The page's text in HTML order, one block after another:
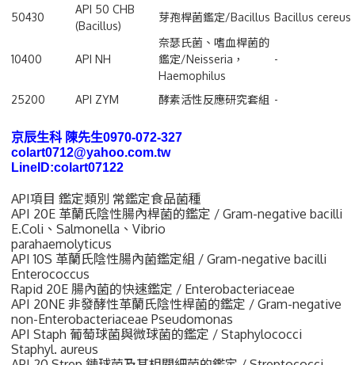
50430
API 50 CHB
(Bacillus)
芽孢桿菌鑑定/Bacillus Bacillus cereus
10400 API NH
奈瑟氏菌、嗜血桿菌的
鑑定/Neisseria，
Haemophilus
-
25200 API ZYM 酵素活性反應研究套組 -
京辰生科 陳先生0970-072-327
colart0712@yahoo.com.tw
LineID:colart07122
API項目 鑑定類別 常鑑定食品菌種
API 20E 革蘭氏陰性腸內桿菌的鑑定 / Gram-negative bacilli
E.Coli、Salmonella、Vibrio
parahaemolyticus
API 10S 革蘭氏陰性腸內菌鑑定組 / Gram-negative bacilli
Enterococcus
Rapid 20E 腸內菌的快速鑑定 / Enterobacteriaceae
API 20NE 非發酵性革蘭氏陰性桿菌的鑑定 / Gram-negative
non-Enterobacteriaceae Pseudomonas
API Staph 葡萄球菌與微球菌的鑑定 / Staphylococci
Staphyl. aureus